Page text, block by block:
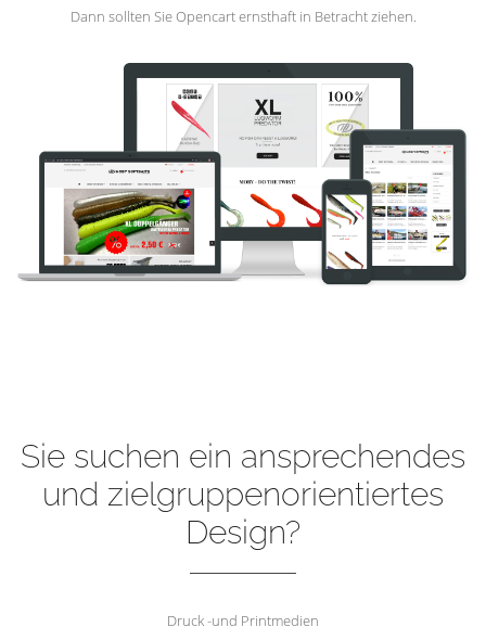
Dann sollten Sie Opencart ernsthaft in Betracht ziehen.
Sie suchen ein ansprechendes
und zielgruppenorientiertes
Design?
Druck -und Printmedien